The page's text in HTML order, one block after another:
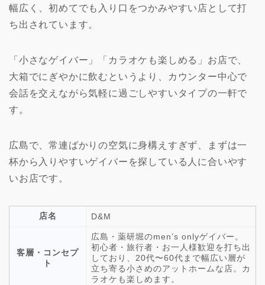
幅広く、初めてでも入り口をつかみやすい店として打
ち出されています。
「小さなゲイバー」「カラオケも楽しめる」お店で、
大箱でにぎやかに飲むというより、カウンター中心で
会話を交えながら気軽に過ごしやすいタイプの一軒で
す。
広島で、常連ばかりの空気に身構えすぎず、まずは一
杯から入りやすいゲイバーを探している人に合いやす
いお店です。
店名 D&M
客層・コンセプ
ト
広島・薬研堀のmen’s onlyゲイバー。
初心者・旅行者・お一人様歓迎を打ち出
しており、20代〜60代まで幅広い層が
立ち寄る小さめのアットホームな店。カ
ラオケも楽しめます。